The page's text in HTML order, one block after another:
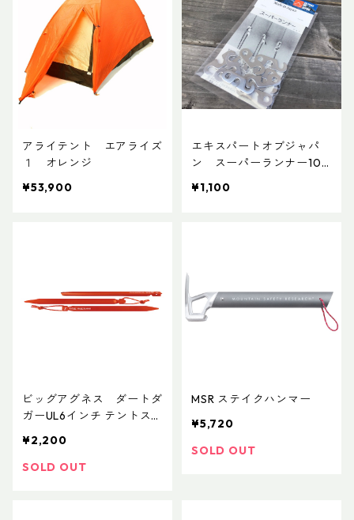
アライテント エアライズ
１ オレンジ
¥53,900
エキスパートオブジャパ
ン スーパーランナー10
¥1,100
ビッグアグネス ダートダ
ガーUL6インチ テントス
¥2,200
SOLD OUT
MSR ステイクハンマー
¥5,720
SOLD OUT